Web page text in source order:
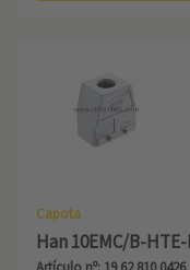
Capota
Han 10EMC/B-